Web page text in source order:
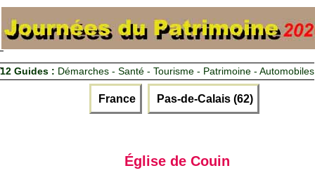
12 Guides : Démarches - Santé - Tourisme - Patrimoine - Automobiles
France Pas-de-Calais (62)
Église de Couin